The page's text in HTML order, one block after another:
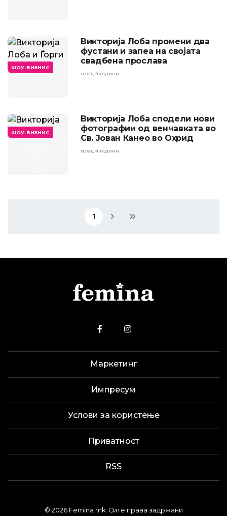
ШОУ-БИЗНИС
Викторија Лоба промени два
фустани и запеа на својата
свадбена прослава
пред 4 години
ШОУ-БИЗНИС
Викторија Лоба сподели нови
фотографии од венчавката во
Св. Јован Канео во Охрид
пред 4 години
Current page
1 Next pageLast page
Маркетинг
Импресум
Услови за користење
Приватност
RSS
© 2026 Femina.mk. Сите права задржани